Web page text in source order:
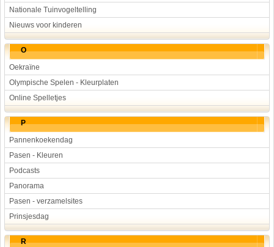
Nationale Tuinvogeltelling
Nieuws voor kinderen
O
Oekraïne
Olympische Spelen - Kleurplaten
Online Spelletjes
P
Pannenkoekendag
Pasen - Kleuren
Podcasts
Panorama
Pasen - verzamelsites
Prinsjesdag
R